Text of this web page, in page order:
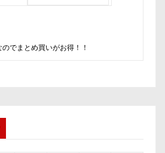
でまとめ買いがお得！！